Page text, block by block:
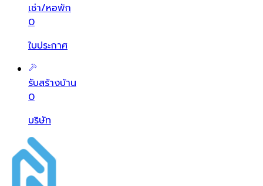
เช่า/หอพัก
0
ใบประกาศ
รับสร้างบ้าน
0
บริษัท